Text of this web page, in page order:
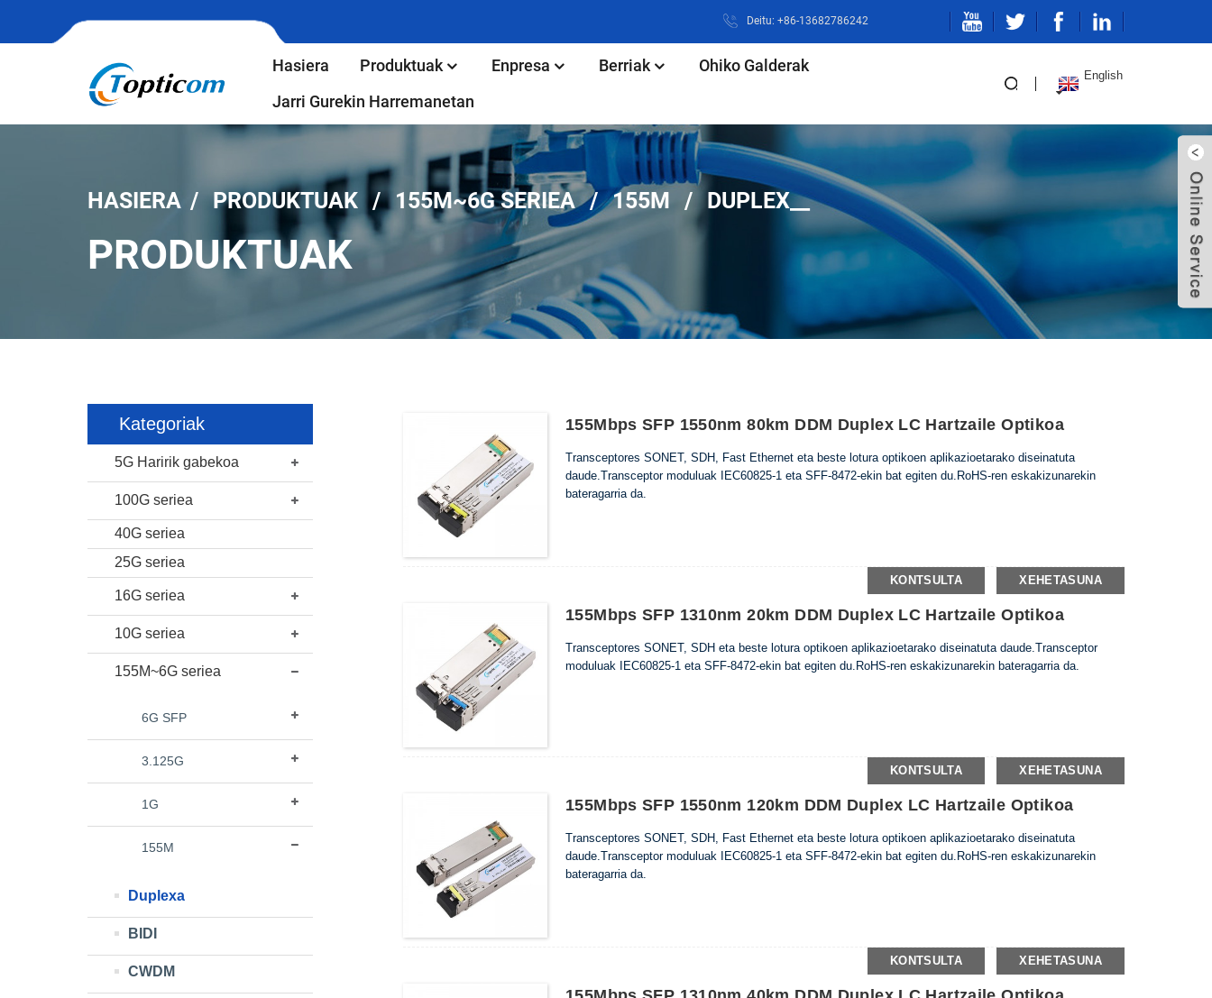
Deitu: +86-13682786242
Hasiera Produktuak Enpresa Berriak
Ohiko Galderak
Jarri Gurekin Harremanetan
English
HASIERA PRODUKTUAK 155M~6G SERIEA 155M DUPLEX__
PRODUKTUAK
Kategoriak
5G Haririk gabekoa
100G seriea
40G seriea
25G seriea
16G seriea
10G seriea
155M~6G seriea
6G SFP
3.125G
1G
155M
Duplexa
BIDI
CWDM
155Mbps SFP 1550nm 80km DDM Duplex LC Hartzaile Optikoa
Transceptores SONET, SDH, Fast Ethernet eta beste lotura optikoen aplikazioetarako diseinatuta
daude.Transceptor moduluak IEC60825-1 eta SFF-8472-ekin bat egiten du.RoHS-ren eskakizunarekin
bateragarria da.
KONTSULTA XEHETASUNA
155Mbps SFP 1310nm 20km DDM Duplex LC Hartzaile Optikoa
Transceptores SONET, SDH eta beste lotura optikoen aplikazioetarako diseinatuta daude.Transceptor
moduluak IEC60825-1 eta SFF-8472-ekin bat egiten du.RoHS-ren eskakizunarekin bateragarria da.
KONTSULTA XEHETASUNA
155Mbps SFP 1550nm 120km DDM Duplex LC Hartzaile Optikoa
Transceptores SONET, SDH, Fast Ethernet eta beste lotura optikoen aplikazioetarako diseinatuta
daude.Transceptor moduluak IEC60825-1 eta SFF-8472-ekin bat egiten du.RoHS-ren eskakizunarekin
bateragarria da.
KONTSULTA XEHETASUNA